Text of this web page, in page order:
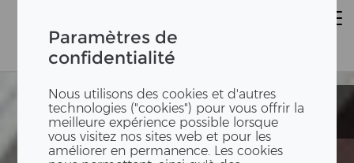
Paramètres de
confidentialité
Nous utilisons des cookies et d'autres
technologies ("cookies") pour vous offrir la
meilleure expérience possible lorsque
vous visitez nos sites web et pour les
améliorer en permanence. Les cookies
Ecole de
Bäumlihof
Ecole de
Bäumlihof